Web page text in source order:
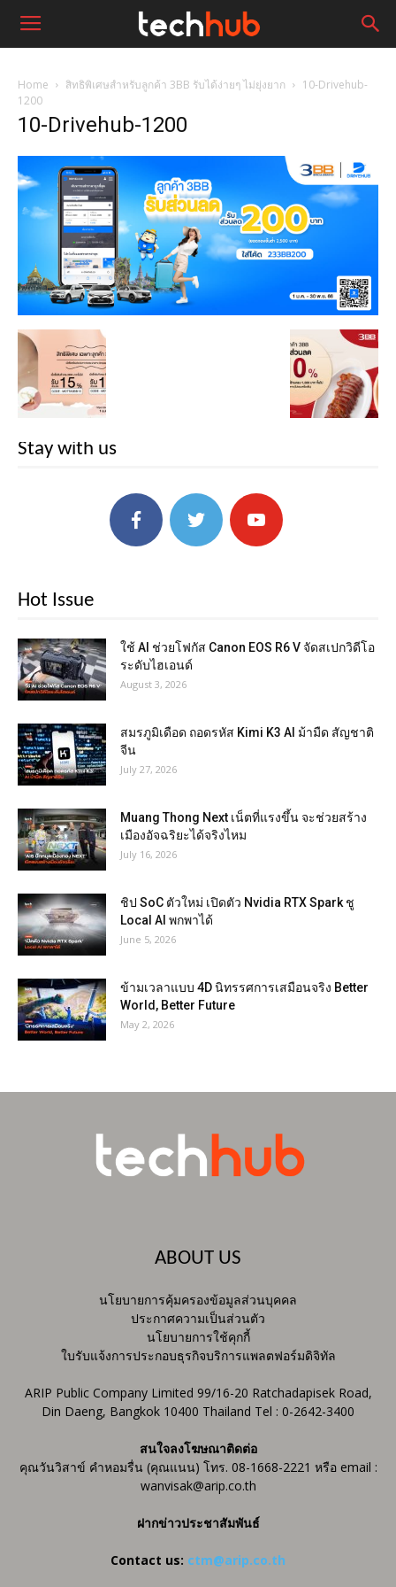
Home สิทธิพิเศษสำหรับลูกค้า 3BB รับได้ง่ายๆ ไม่ยุ่งยาก
10-Drivehub-
1200
10-Drivehub-1200
Stay with us
Hot Issue
ใช้ AI ช่วยโฟกัส Canon EOS R6 V จัดสเปกวิดีโอ
ระดับไฮเอนด์
August 3, 2026
สมรภูมิเดือด ถอดรหัส Kimi K3 AI ม้ามืด สัญชาติ
จีน
July 27, 2026
Muang Thong Next เน็ตที่แรงขึ้น จะช่วยสร้าง
เมืองอัจฉริยะได้จริงไหม
July 16, 2026
ชิป SoC ตัวใหม่ เปิดตัว Nvidia RTX Spark ชู
Local AI พกพาได้
June 5, 2026
ข้ามเวลาแบบ 4D นิทรรศการเสมือนจริง Better
World, Better Future
May 2, 2026
ABOUT US
นโยบายการคุ้มครองข้อมูลส่วนบุคคล
ประกาศความเป็นส่วนตัว
นโยบายการใช้คุกกี้
ใบรับแจ้งการประกอบธุรกิจบริการแพลตฟอร์มดิจิทัล
ARIP Public Company Limited 99/16-20 Ratchadapisek Road,
Din Daeng, Bangkok 10400 Thailand Tel : 0-2642-3400
สนใจลงโฆษณาติดต่อ
คุณวันวิสาข์ คำหอมรื่น (คุณแนน) โทร. 08-1668-2221 หรือ email :
wanvisak@arip.co.th
ฝากข่าวประชาสัมพันธ์
Contact us: ctm@arip.co.th